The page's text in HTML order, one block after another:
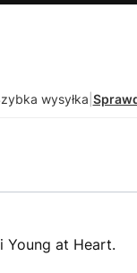
wysyłka
at Heart.